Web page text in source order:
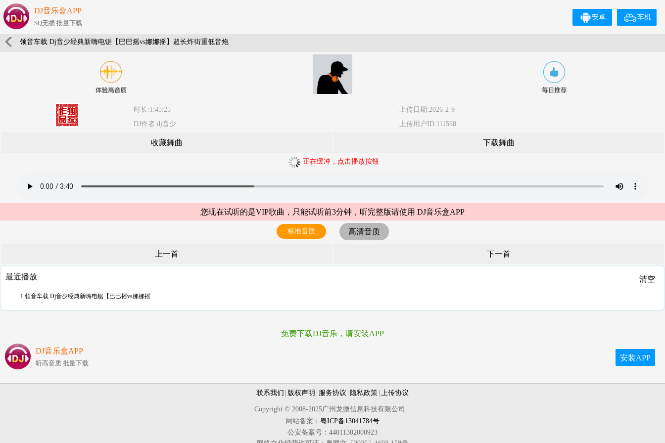
DJ音乐盒APP
SQ无损 批量下载
车机
安卓
领音车载 Dj音少经典新嗨电锯【巴巴摇vs娜娜摇】超长炸街重低音炮
时长:1:45:25
上传日期:2026-2-9
DJ作者:dj音少
上传用户ID:111568
收藏舞曲 下载舞曲
正在缓冲，点击播放按钮
您现在试听的是VIP歌曲，只能试听前3分钟，听完整版请使用 DJ音乐盒APP
标准音质 高清音质
上一首 下一首
最近播放 清空
1.领音车载 Dj音少经典新嗨电锯【巴巴摇vs娜娜摇
免费下载DJ音乐，请安装APP
DJ音乐盒APP
听高音质 批量下载
安装APP
联系我们 版权声明 服务协议 隐私政策 上传协议
Copyright © 2008-2025广州龙微信息科技有限公司
网站备案： 粤ICP备13041784号
公安备案号：44011302000923